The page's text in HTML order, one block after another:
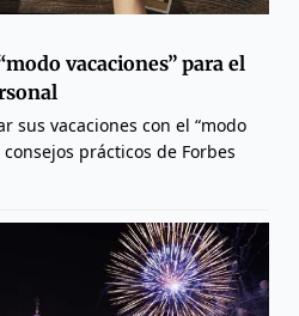
vacaciones” para el
sus vacaciones con el “modo
prácticos de Forbes